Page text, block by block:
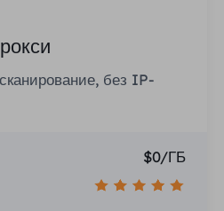
без IP-
$0/ГБ